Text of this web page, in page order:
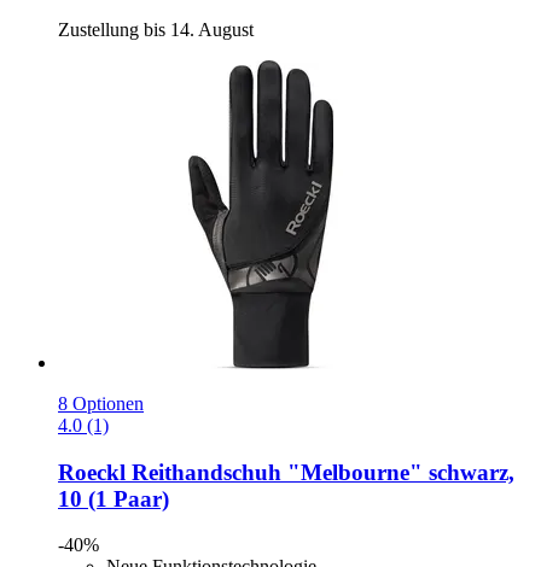
Zustellung bis 14. August
8 Optionen
4.0 (1)
Roeckl Reithandschuh "Melbourne" schwarz,
10 (1 Paar)
-40%